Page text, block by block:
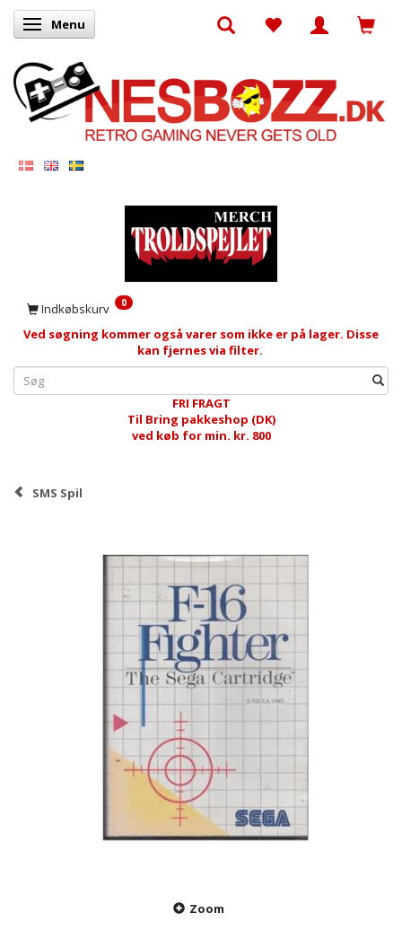
Skifte navigation
Menu
Indkøbskurv 0
Ved søgning kommer også varer som ikke er på lager. Disse
kan fjernes via filter.
FRI FRAGT
Til Bring pakkeshop (DK)
ved køb for min. kr. 800
SMS Spil
Zoom